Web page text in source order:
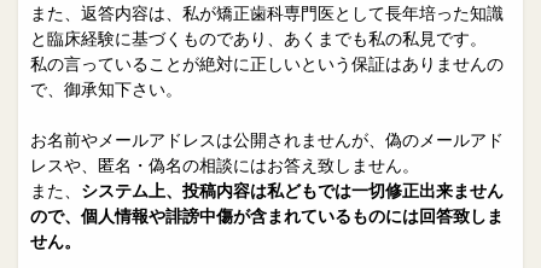
MAILはこちら
また、返答内容は、私が矯正歯科専門医として長年培った知識
と臨床経験に基づくものであり、あくまでも私の私見です。
私の言っていることが絶対に正しいという保証はありませんの
で、御承知下さい。
お名前やメールアドレスは公開されませんが、偽のメールアド
レスや、匿名・偽名の相談にはお答え致しません。
また、 システム上、投稿内容は私どもでは一切修正出来ません
ので、個人情報や誹謗中傷が含まれているものには回答致しま
せん。